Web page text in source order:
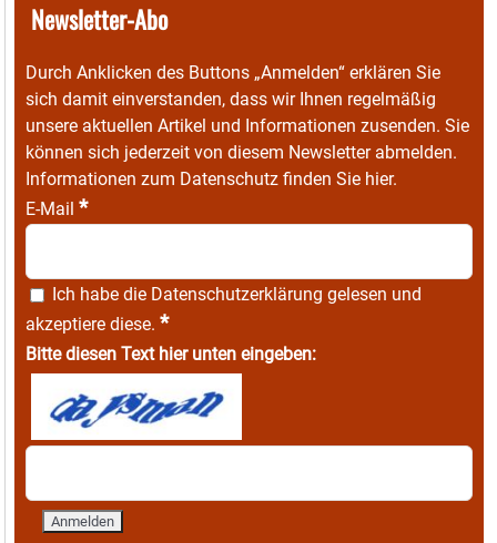
Newsletter-Abo
Durch Anklicken des Buttons „Anmelden“ erklären Sie
sich damit einverstanden, dass wir Ihnen regelmäßig
unsere aktuellen Artikel und Informationen zusenden. Sie
können sich jederzeit von diesem Newsletter abmelden.
Informationen zum Datenschutz finden Sie hier.
E-Mail *
Ich habe die Datenschutzerklärung gelesen und
akzeptiere diese. *
Bitte diesen Text hier unten eingeben: